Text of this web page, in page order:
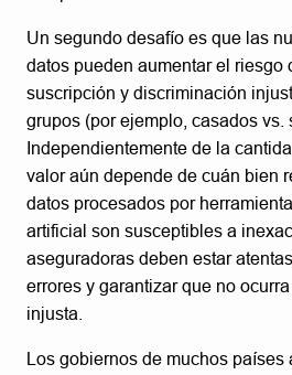
Un segundo desafío es que las
datos pueden aumentar el riesgo
suscripción y discriminación
grupos (por ejemplo, casados vs.
Independientemente de la
valor aún depende de cuán bien
datos procesados por
artificial son susceptibles a
aseguradoras deben estar
errores y garantizar que no
injusta.
Los gobiernos de muchos